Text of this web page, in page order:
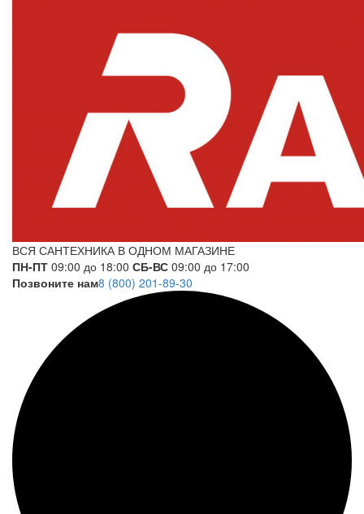
ВСЯ САНТЕХНИКА В ОДНОМ МАГАЗИНЕ
ПН-ПТ 09:00 до 18:00 СБ-ВС 09:00 до 17:00
Позвоните нам8 (800) 201-89-30